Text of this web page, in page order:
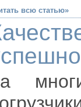
всю статью»